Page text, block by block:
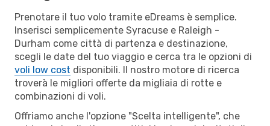
Prenotare il tuo volo tramite eDreams è semplice.
Inserisci semplicemente Syracuse e Raleigh -
Durham come città di partenza e destinazione,
scegli le date del tuo viaggio e cerca tra le opzioni di
voli low cost disponibili. Il nostro motore di ricerca
troverà le migliori offerte da migliaia di rotte e
combinazioni di voli.
Offriamo anche l'opzione "Scelta intelligente", che